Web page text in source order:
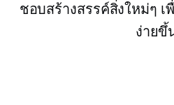
ชอบสร้างสรรค์สิ่งใหม่ๆ
ง่ายขึ้